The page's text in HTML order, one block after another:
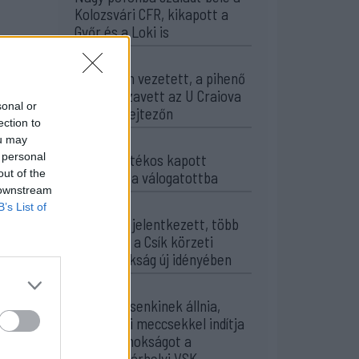
or
to
may
of the
List of
Kolozsvári CFR, kikapott a
Győr és a Loki is
20:17
Idegenben vezetett, a pihenő
után visszavett az U Craiova
az EL-selejtezőn
Két FK-játékos kapott
meghívót a válogatottba
Egy újonc jelentkezett, több
átsorolás a Csík körzeti
focibajnokság új idényében
Nem kell senkinek állnia,
idegenbeli meccsekkel indítja
a kézibajnokságot a